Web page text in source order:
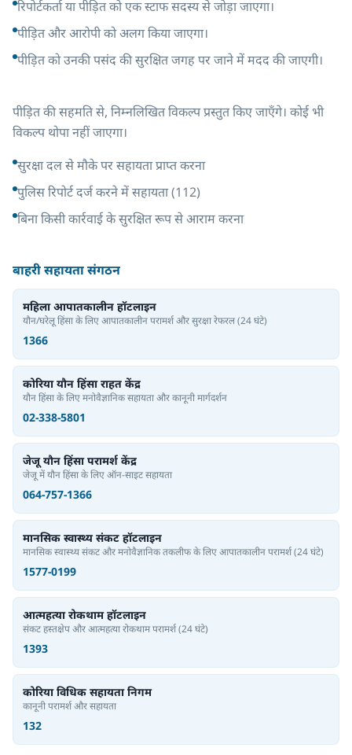
रिपोर्टकर्ता या पीड़ित को एक स्टाफ सदस्य से जोड़ा जाएगा।
पीड़ित और आरोपी को अलग किया जाएगा।
पीड़ित को उनकी पसंद की सुरक्षित जगह पर जाने में मदद की जाएगी।
पीड़ित की सहमति से, निम्नलिखित विकल्प प्रस्तुत किए जाएँगे। कोई भी
विकल्प थोपा नहीं जाएगा।
सुरक्षा दल से मौके पर सहायता प्राप्त करना
पुलिस रिपोर्ट दर्ज करने में सहायता (112)
बिना किसी कार्रवाई के सुरक्षित रूप से आराम करना
बाहरी सहायता संगठन
महिला आपातकालीन हॉटलाइन
यौन/घरेलू हिंसा के लिए आपातकालीन परामर्श और सुरक्षा रेफरल(24 घंटे)
1366
कोरिया यौन हिंसा राहत केंद्र
यौन हिंसा के लिए मनोवैज्ञानिक सहायता और कानूनी मार्गदर्शन
02-338-5801
जेजू यौन हिंसा परामर्श केंद्र
जेजू में यौन हिंसा के लिए ऑन-साइट सहायता
064-757-1366
मानसिक स्वास्थ्य संकट हॉटलाइन
मानसिक स्वास्थ्य संकट और मनोवैज्ञानिक तकलीफ के लिए आपातकालीन परामर्श(24 घंटे)
1577-0199
आत्महत्या रोकथाम हॉटलाइन
संकट हस्तक्षेप और आत्महत्या रोकथाम परामर्श(24 घंटे)
1393
कोरिया विधिक सहायता निगम
कानूनी परामर्श और सहायता
132